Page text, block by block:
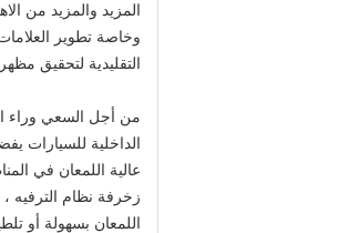
المزيد والمزيد من
وخاصة تطوير العلامات
التقليدية لتحقيق
من أجل السعي وراء
الداخلية للسيارات
عالية اللمعان في
زخرفة نظام الترفيه
اللمعان بسهولة أو